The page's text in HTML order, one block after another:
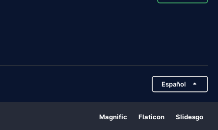
Español
Magnific Flaticon Slidesgo